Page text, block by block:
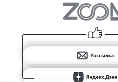
Рассылка
Яндекс.Дзен